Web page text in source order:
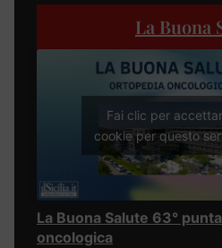
La Buona
Fai clic per
cookie per questo
La Buona Salute 63°
oncologica